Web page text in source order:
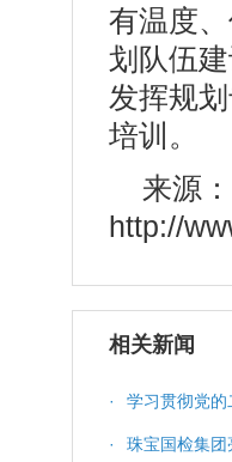
有温度
划队伍
发挥规
培训。
来源：
http://
相关新闻
· 学习贯彻党的
· 珠宝国检集团